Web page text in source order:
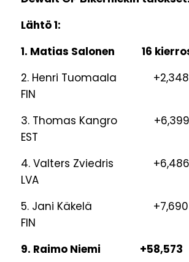
Lähtö 1:
1. Matias Salonen 16
2. Henri Tuomaala
FIN
3. Thomas Kangro
EST
4. Valters Zviedris
LVA
5. Jani Käkelä
FIN
9. Raimo Niemi